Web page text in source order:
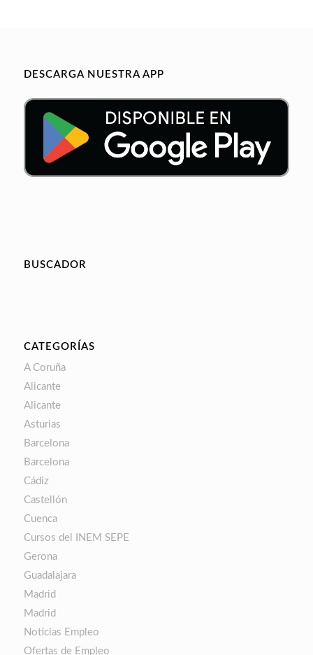
DESCARGA NUESTRA APP
BUSCADOR
CATEGORÍAS
A Coruña
Alicante
Alicante
Asturias
Barcelona
Barcelona
Cádiz
Castellón
Cuenca
Cursos del INEM SEPE
Gerona
Guadalajara
Madrid
Madrid
Noticias Empleo
Ofertas de Empleo